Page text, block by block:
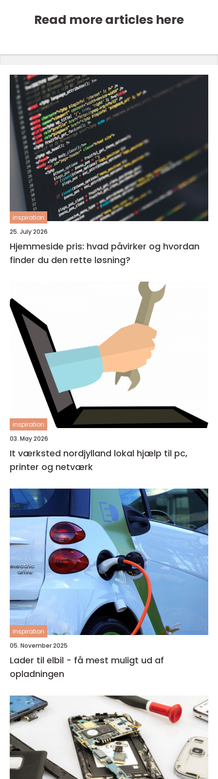
Read more articles here
inspiration
25. July 2026
Hjemmeside pris: hvad påvirker og hvordan
finder du den rette løsning?
inspiration
03. May 2026
It værksted nordjylland lokal hjælp til pc,
printer og netværk
inspiration
05. November 2025
Lader til elbil - få mest muligt ud af
opladningen